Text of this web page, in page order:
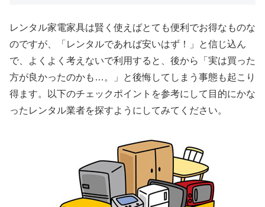
レンタル家電家具は賢く使えばとても便利でお得なものな
のですが、「レンタルであれば安いはず！」と信じ込ん
で、よくよく考えないで利用すると、後から「実は買った
方が良かったのかも…。」と後悔してしまう事態も起こり
得ます。以下のチェックポイントを参考にして目的にかな
ったレンタル業者を探すようにしてみてください。